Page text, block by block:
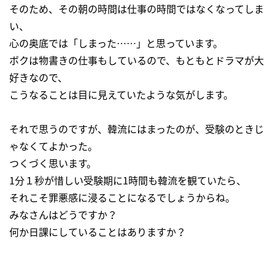
そのため、その朝の時間は仕事の時間ではなくなってしま
い、
心の奥底では「しまった……」と思っています。
ボクは物書きの仕事もしているので、もともとドラマが大
好きなので、
こうなることは目に見えていたような気がします。
それで思うのですが、韓流にはまったのが、受験のときじ
ゃなくてよかった。
つくづく思います。
1分１秒が惜しい受験期に1時間も韓流を観ていたら、
それこそ罪悪感に浸ることになるでしょうからね。
みなさんはどうですか？
何か日課にしていることはありますか？